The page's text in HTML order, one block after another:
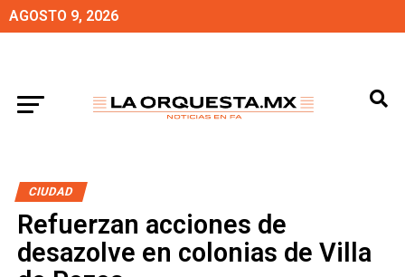
AGOSTO 9, 2026
CIUDAD
Refuerzan acciones de
desazolve en colonias de Villa